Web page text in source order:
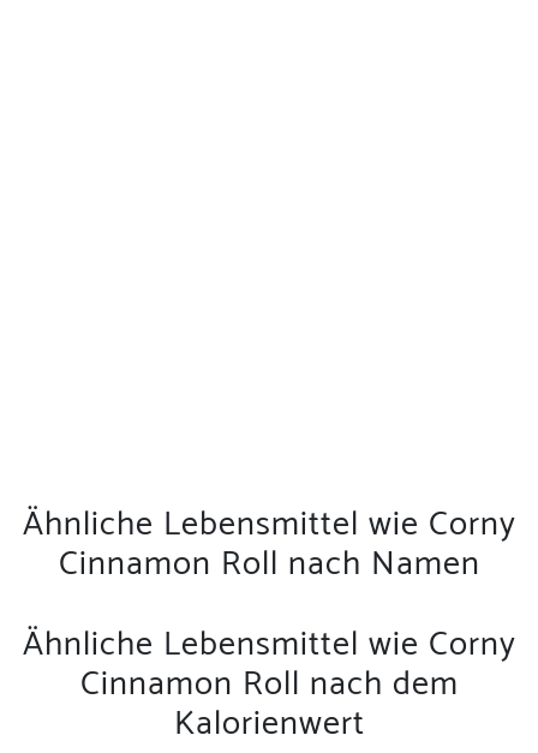
Ähnliche Lebensmittel wie Corny
Cinnamon Roll nach Namen
Ähnliche Lebensmittel wie Corny
Cinnamon Roll nach dem
Kalorienwert